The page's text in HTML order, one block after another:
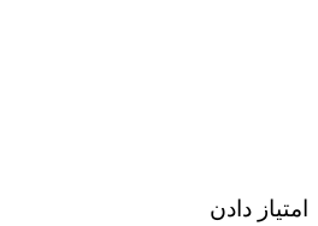
امتیاز دادن